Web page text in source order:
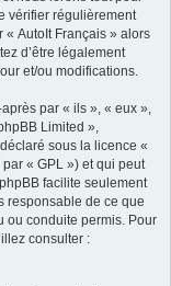
vérifier régulièrement
« AutoIt Français » alors
d’être légalement
et/ou modifications.
par « ils », « eux »,
Limited »,
sous la licence «
« GPL ») et qui peut
facilite seulement
responsable de ce que
ou conduite permis. Pour
consulter :